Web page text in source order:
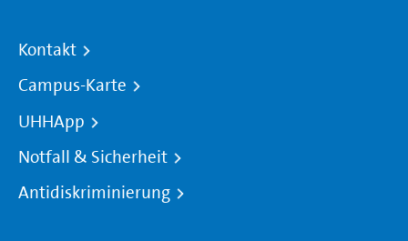
Kontakt
Campus-Karte
UHHApp
Notfall & Sicherheit
Antidiskriminierung